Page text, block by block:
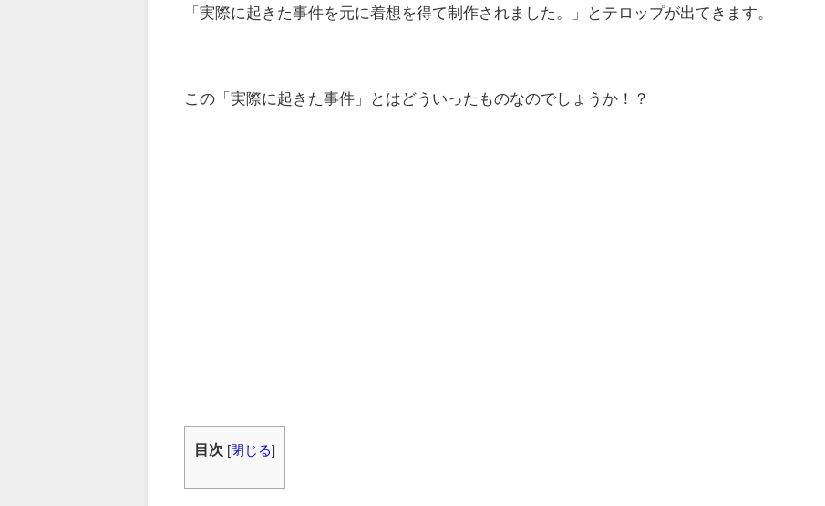
「実際に起きた事件を元に着想を得て制作されました。」とテロップが出てきます。
この「実際に起きた事件」とはどういったものなのでしょうか！？
目次 閉じる